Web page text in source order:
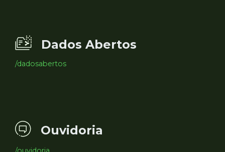
Dados Abertos
/dadosabertos
Ouvidoria